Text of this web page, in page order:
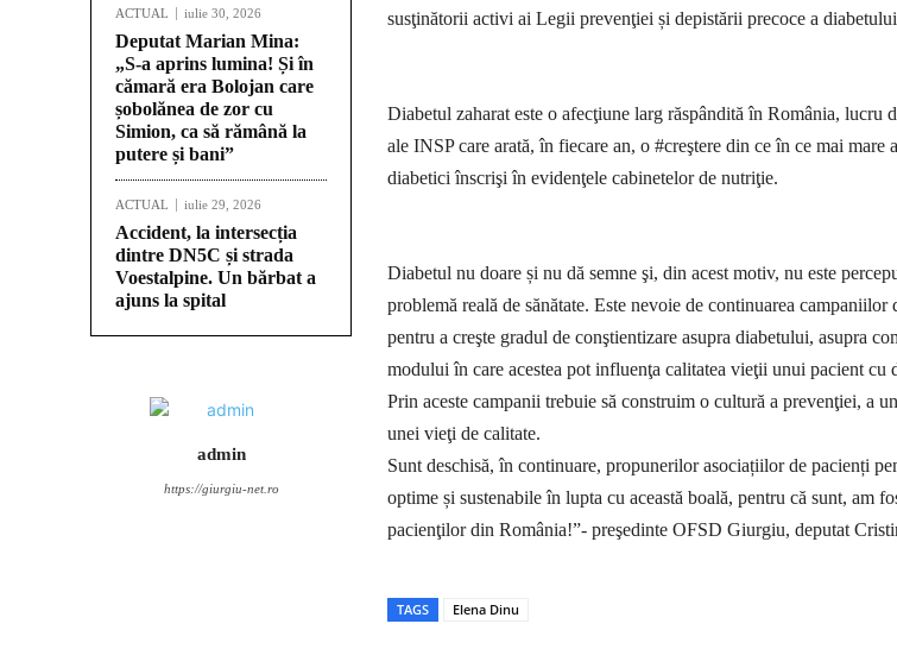
ACTUAL iulie 30, 2026
Deputat Marian Mina:
„S-a aprins lumina! Și în
cămară era Bolojan care
șobolănea de zor cu
Simion, ca să rămână la
putere și bani”
ACTUAL iulie 29, 2026
Accident, la intersecția
dintre DN5C și strada
Voestalpine. Un bărbat a
ajuns la spital
admin
https://giurgiu-net.ro
susţinătorii activi ai Legii prevenţiei și depistării precoce a
Diabetul zaharat este o afecţiune larg răspândită în România, lucru
ale INSP care arată, în fiecare an, o #creştere din ce în ce mai mare
diabetici înscrişi în evidenţele cabinetelor de nutriţie.
Diabetul nu doare și nu dă semne şi, din acest motiv, nu este
problemă reală de sănătate. Este nevoie de continuarea campaniilor
pentru a creşte gradul de conştientizare asupra diabetului, asupra
modului în care acestea pot influenţa calitatea vieţii unui pacient cu
Prin aceste campanii trebuie să construim o cultură a prevenţiei, a
unei vieţi de calitate.
Sunt deschisă, în continuare, propunerilor asociațiilor de pacienți
optime și sustenabile în lupta cu această boală, pentru că sunt, am
pacienţilor din România!”- preşedinte OFSD Giurgiu, deputat
TAGS Elena Dinu